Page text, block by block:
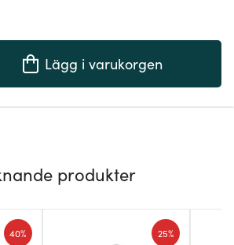
Lägg i varukorgen
produkter
40% 25%